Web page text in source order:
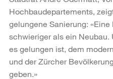
Hochbaudepartements,
gelungene Sanierung:
schwieriger als ein
es gelungen ist, dem
und der Zürcher
geben.»